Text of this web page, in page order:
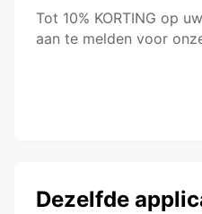
Tot 10% KORTING op
aan te melden voor
Dezelfde